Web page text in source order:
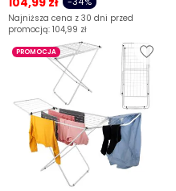
Najniższa cena z 30 dni przed
promocją: 104,99 zł
PROMOCJA